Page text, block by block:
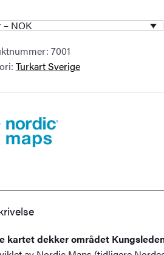
– NOK
7001
Turkart Sverige
kartet dekker området